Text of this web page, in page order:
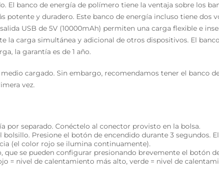
El banco de energía de polímero tiene la ventaja sobre los
potente y duradero. Este banco de energía incluso tiene dos
USB de 5V (10000mAh) permiten una carga flexible e
la carga simultánea y adicional de otros dispositivos. El
la garantía es de 1 año.
cargado. Sin embargo, recomendamos tener el banco
vez.
por separado. Conéctelo al conector provisto en la bolsa.
Presione el botón de encendido durante 3 segundos.
(el color rojo se ilumina continuamente).
se pueden configurar presionando brevemente el botón
= nivel de calentamiento más alto, verde = nivel de